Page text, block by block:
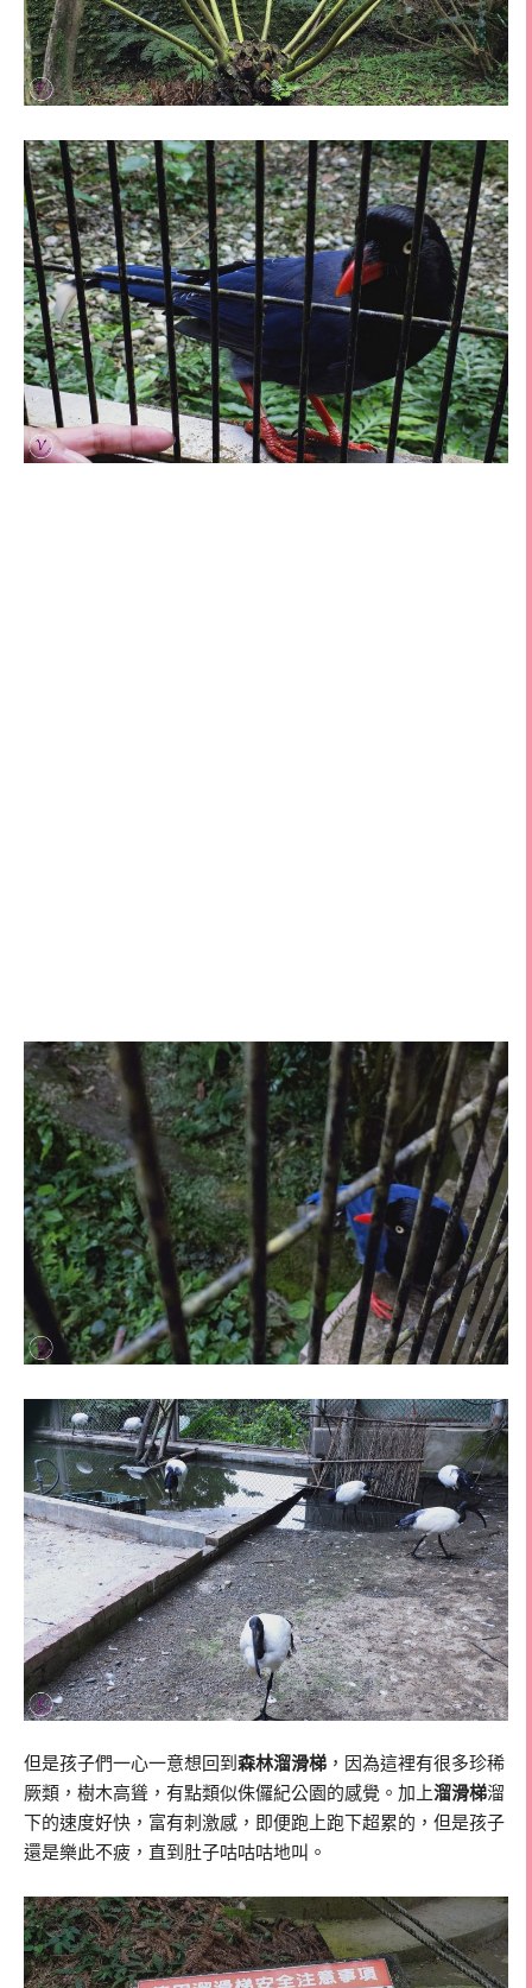
但是孩子們一心一意想回到 森林溜滑梯 ，因為這裡有很多珍稀
厥類，樹木高聳，有點類似侏儸紀公園的感覺。加上溜滑梯溜
下的速度好快，富有刺激感，即便跑上跑下超累的，但是孩子
還是樂此不疲，直到肚子咕咕咕地叫。